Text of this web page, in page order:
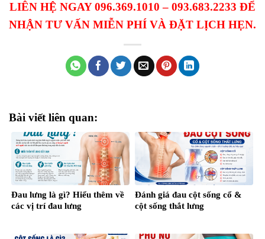
LIÊN HỆ NGAY 096.369.1010 – 093.683.2233 ĐỂ
NHẬN TƯ VẤN MIỄN PHÍ VÀ ĐẶT LỊCH HẸN.
Bài viết liên quan:
Đau lưng là gì? Hiểu thêm về
các vị trí đau lưng
Đánh giá đau cột sống cổ &
cột sống thắt lưng